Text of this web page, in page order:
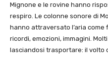
Mignone e le rovine hanno
respiro. Le colonne sonore di
hanno attraversato l’aria come
ricordi, emozioni, immagini.
lasciandosi trasportare: il volto